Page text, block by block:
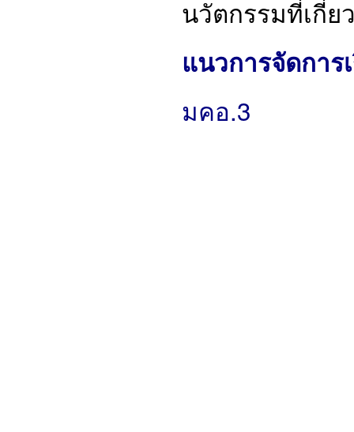
นวัตกรรมที่เกี่ย
แนวการจัดการ
มคอ.3